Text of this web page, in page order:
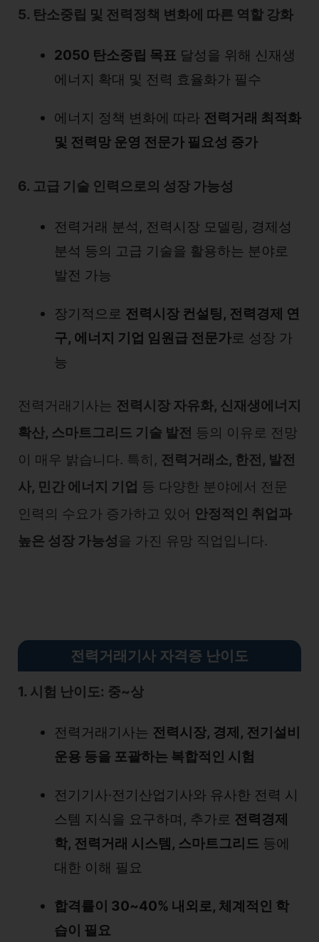
5. 탄소중립 및 전력정책 변화에 따른 역할 강화
2050 탄소중립 목표 달성을 위해 신재생
에너지 확대 및 전력 효율화가 필수
에너지 정책 변화에 따라 전력거래 최적화
및 전력망 운영 전문가 필요성 증가
6. 고급 기술 인력으로의 성장 가능성
전력거래 분석, 전력시장 모델링, 경제성
분석 등의 고급 기술을 활용하는 분야로
발전 가능
장기적으로 전력시장 컨설팅, 전력경제 연
구, 에너지 기업 임원급 전문가로 성장 가
능
전력거래기사는 전력시장 자유화, 신재생에너지
확산, 스마트그리드 기술 발전 등의 이유로 전망
이 매우 밝습니다. 특히, 전력거래소, 한전, 발전
사, 민간 에너지 기업 등 다양한 분야에서 전문
인력의 수요가 증가하고 있어 안정적인 취업과
높은 성장 가능성을 가진 유망 직업입니다.
전력거래기사 자격증 난이도
1. 시험 난이도: 중~상
전력거래기사는 전력시장, 경제, 전기설비
운용 등을 포괄하는 복합적인 시험
전기기사·전기산업기사와 유사한 전력 시
스템 지식을 요구하며, 추가로 전력경제
학, 전력거래 시스템, 스마트그리드 등에
대한 이해 필요
합격률이 30~40% 내외로, 체계적인 학
습이 필요